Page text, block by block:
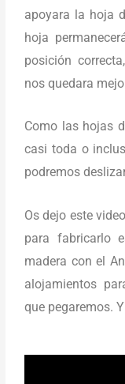
apoyara la hoja
hoja
posición
nos quedara
Como las hojas
casi toda o
podremos
Os dejo este
para fabricarlo
madera con el
alojamientos
que pegaremos.